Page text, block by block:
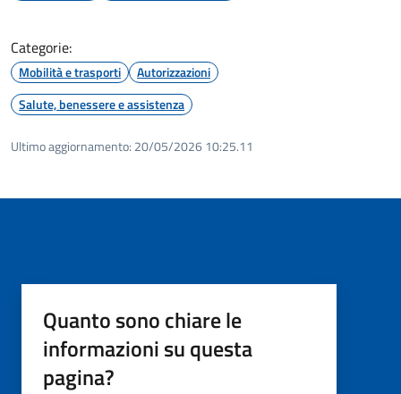
Categorie:
Mobilità e trasporti
Autorizzazioni
Salute, benessere e assistenza
Ultimo aggiornamento: 20/05/2026 10:25.11
Quanto sono chiare le
informazioni su questa
pagina?